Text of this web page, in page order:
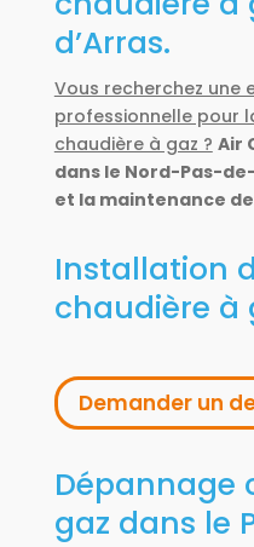
d’Arras.
Vous recherchez une
professionnelle pour
chaudière à gaz ? Air
dans le Nord-Pas-
et la maintenance
Installation
chaudière à
Demander un
Dépannage
gaz dans le